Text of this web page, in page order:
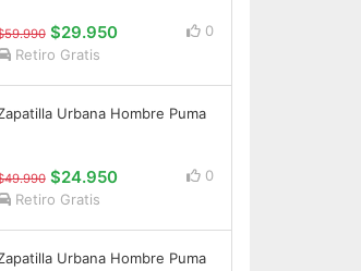
$29.950
0
Retiro Gratis
Urbana Hombre Puma
$24.950
0
Retiro Gratis
Urbana Hombre Puma